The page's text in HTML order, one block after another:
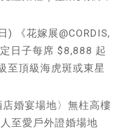
《花嫁展@CORDIS,
日子每席 $8,888 起
至頂級海虎斑或東星
婚宴場地〉無柱高樓
至愛戶外證婚場地